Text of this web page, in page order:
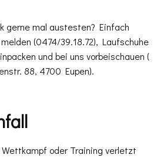
gerne mal austesten? Einfach
(0474/39.18.72), Laufschuhe
und bei uns vorbeischauen (​
88, 4700 Eupen).
oder Training verletzt